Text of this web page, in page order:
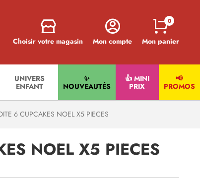
Choisir votre magasin Mon compte Mon panier
0
UNIVERS
ENFANT
✨
NOUVEAUTÉS
👍 MINI
PRIX
📢
PROMOS
6 CUPCAKES NOEL X5 PIECES
NOEL X5 PIECES